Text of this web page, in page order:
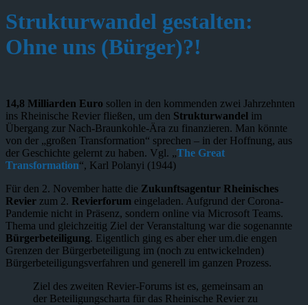
Strukturwandel gestalten:
Ohne uns (Bürger)?!
14,8 Milliarden Euro sollen in den kommenden zwei Jahrzehnten
ins Rheinische Revier fließen, um den Strukturwandel im
Übergang zur Nach-Braunkohle-Ära zu finanzieren. Man könnte
von der „großen Transformation“ sprechen – in der Hoffnung, aus
der Geschichte gelernt zu haben. Vgl. „The Great
Transformation“, Karl Polanyi (1944)
Für den 2. November hatte die Zukunftsagentur Rheinisches
Revier zum 2. Revierforum eingeladen. Aufgrund der Corona-
Pandemie nicht in Präsenz, sondern online via Microsoft Teams.
Thema und gleichzeitig Ziel der Veranstaltung war die sogenannte
Bürgerbeteiligung. Eigentlich ging es aber eher um.die engen
Grenzen der Bürgerbeteiligung im (noch zu entwickelnden)
Bürgerbeteiligungsverfahren und generell im ganzen Prozess.
Ziel des zweiten Revier-Forums ist es, gemeinsam an
der Beteiligungscharta für das Rheinische Revier zu